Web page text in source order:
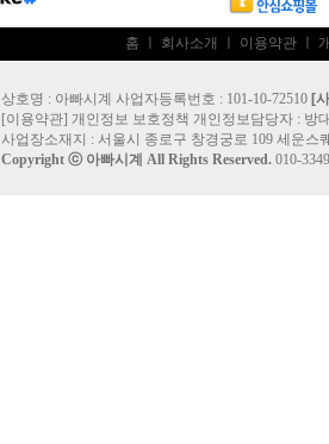
홈 회사소개 이용약관
상호명 : 아빠시계 사업자등록번호 : 101-10-72510 [
[이용약관] 개인정보 보호정책 개인정보담당자 : 방
사업장소재지 : 서울시 종로구 창경궁로 109 세운스
Copyright ⓒ 아빠시계 All Rights Reserved. 010-